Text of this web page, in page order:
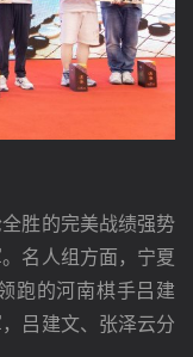
胜的完美战绩强势
名人组方面，宁夏
跑的河南棋手吕建
吕建文、张泽云分